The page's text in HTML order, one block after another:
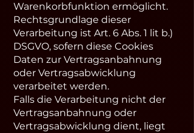
Warenkorbfunktion ermöglicht.
Rechtsgrundlage dieser
Verarbeitung ist Art. 6 Abs. 1 lit b.)
DSGVO, sofern diese Cookies
Daten zur Vertragsanbahnung
oder Vertragsabwicklung
verarbeitet werden.
Falls die Verarbeitung nicht der
Vertragsanbahnung oder
Vertragsabwicklung dient, liegt